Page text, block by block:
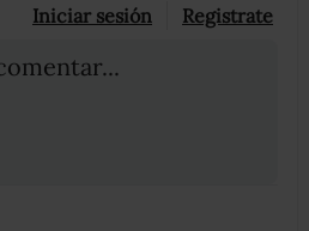
Iniciar sesión Registrate